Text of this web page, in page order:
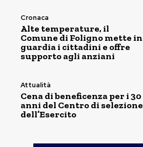
Cronaca
Alte temperature, il
Comune di Foligno mette in
guardia i cittadini e offre
supporto agli anziani
Attualità
Cena di beneficenza per i 30
anni del Centro di selezione
dell’Esercito